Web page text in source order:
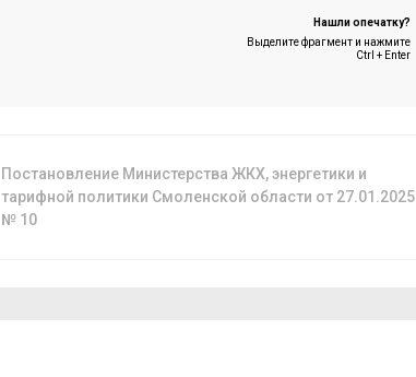
Нашли опечатку?
Выделите фрагмент и нажмите
Ctrl + Enter
Постановление Министерства ЖКХ, энергетики и
тарифной политики Смоленской области от 27.01.2025
№ 10